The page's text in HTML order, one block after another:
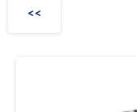
<<